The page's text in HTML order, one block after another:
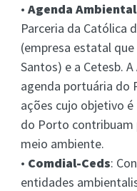
• Agenda
Parceria da Católica
(empresa estatal
Santos) e a Cetesb.
agenda portuária do
ações cujo objetivo
do Porto contribuam
meio ambiente.
• Comdial-Ceds:
entidades